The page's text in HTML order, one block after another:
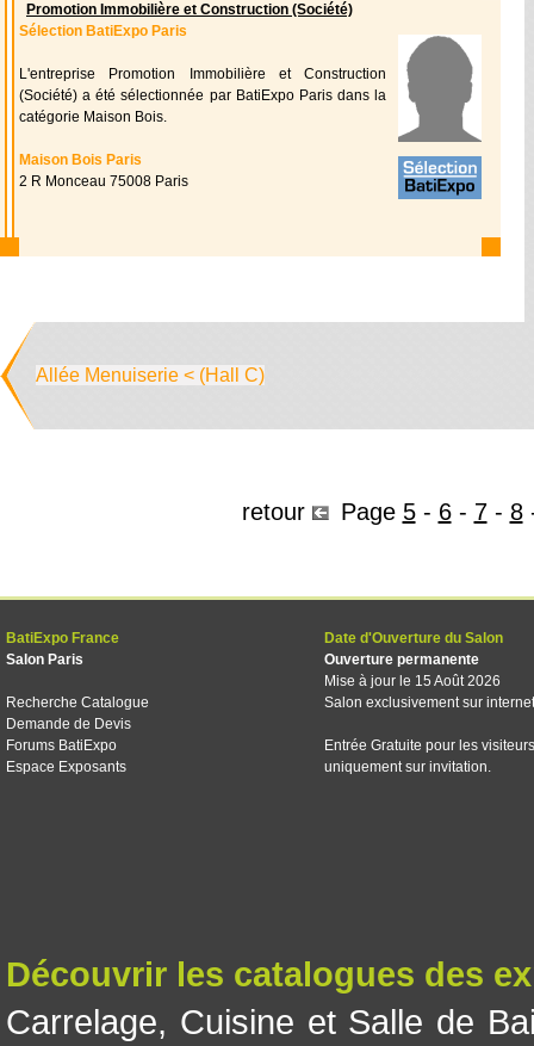
Promotion Immobilière et Construction (Société)
Sélection BatiExpo Paris
L'entreprise Promotion Immobilière et Construction
(Société) a été sélectionnée par BatiExpo Paris dans la
catégorie Maison Bois.
Maison Bois Paris
2 R Monceau 75008 Paris
Allée Menuiserie < (Hall C)
retour Page 5- 6- 7- 8
BatiExpo France
Salon Paris
Recherche Catalogue
Demande de Devis
Forums BatiExpo
Espace Exposants
Date d'Ouverture du Salon
Ouverture permanente
Mise à jour le 15 Août 2026
Salon exclusivement sur internet
Entrée Gratuite pour les visiteurs
uniquement sur invitation.
Découvrir les catalogues des
Carrelage, Cuisine et Salle de